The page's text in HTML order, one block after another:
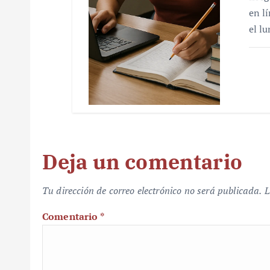
en
el
Deja un comentario
Tu dirección de correo electrónico no será publicada.
Comentario *